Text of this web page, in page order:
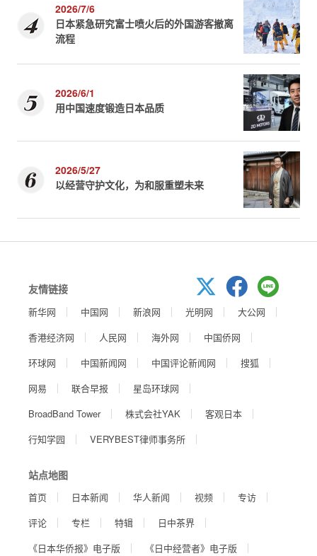
2026/7/6
日本紧急研究富士喷火后的外国游客撤离
流程
2026/6/1
用中国速度锻造日本品质
2026/5/27
以经营守护文化，为和服重塑未来
友情链接
新华网 中国网 新浪网 光明网
大公网
香港经济网
人民网 海外网
中国侨网
环球网
中国新闻网 中国评论新闻网
搜狐
网易
联合早报
星岛环球网
BroadBand Tower
株式会社YAK
客观日本
行知学园
VERYBEST律师事务所
站点地图
首页 日本新闻 华人新闻 视频
专访
评论
专栏 特辑
日中茶界
《日本华侨报》电子版
《日中经营者》电子版